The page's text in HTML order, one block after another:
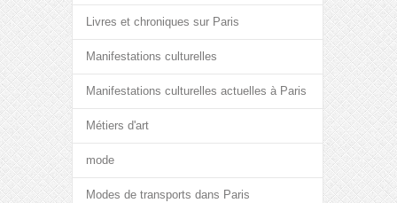
Livres et chroniques sur Paris
Manifestations culturelles
Manifestations culturelles actuelles à Paris
Métiers d'art
mode
Modes de transports dans Paris